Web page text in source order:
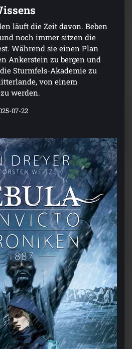
läuft die Zeit davon. Beben
noch immer sitzen die
Während sie einen Plan
Ankerstein zu bergen und
Sturmfels-Akademie zu
von einem
werden.
07-22